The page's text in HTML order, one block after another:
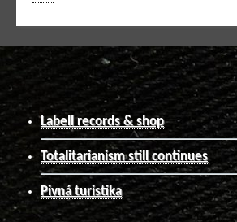
Labell records & shop
Totalitarianism still continues
Pivná turistika